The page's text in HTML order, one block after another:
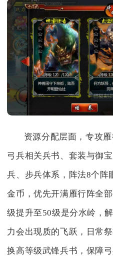
资源分配层面，专攻
弓兵相关兵书、套装与御
兵、步兵体系，阵法8个阵
金币，优先开满雁行阵全
级提升至50级是分水岭，
力会出现质的飞跃，日常
换高等级武锋兵书，保障